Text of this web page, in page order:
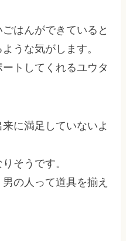
はんができていると
うな気がします。
トしてくれるユウタ
に満足していないよ
そうです。
の人って道具を揃え